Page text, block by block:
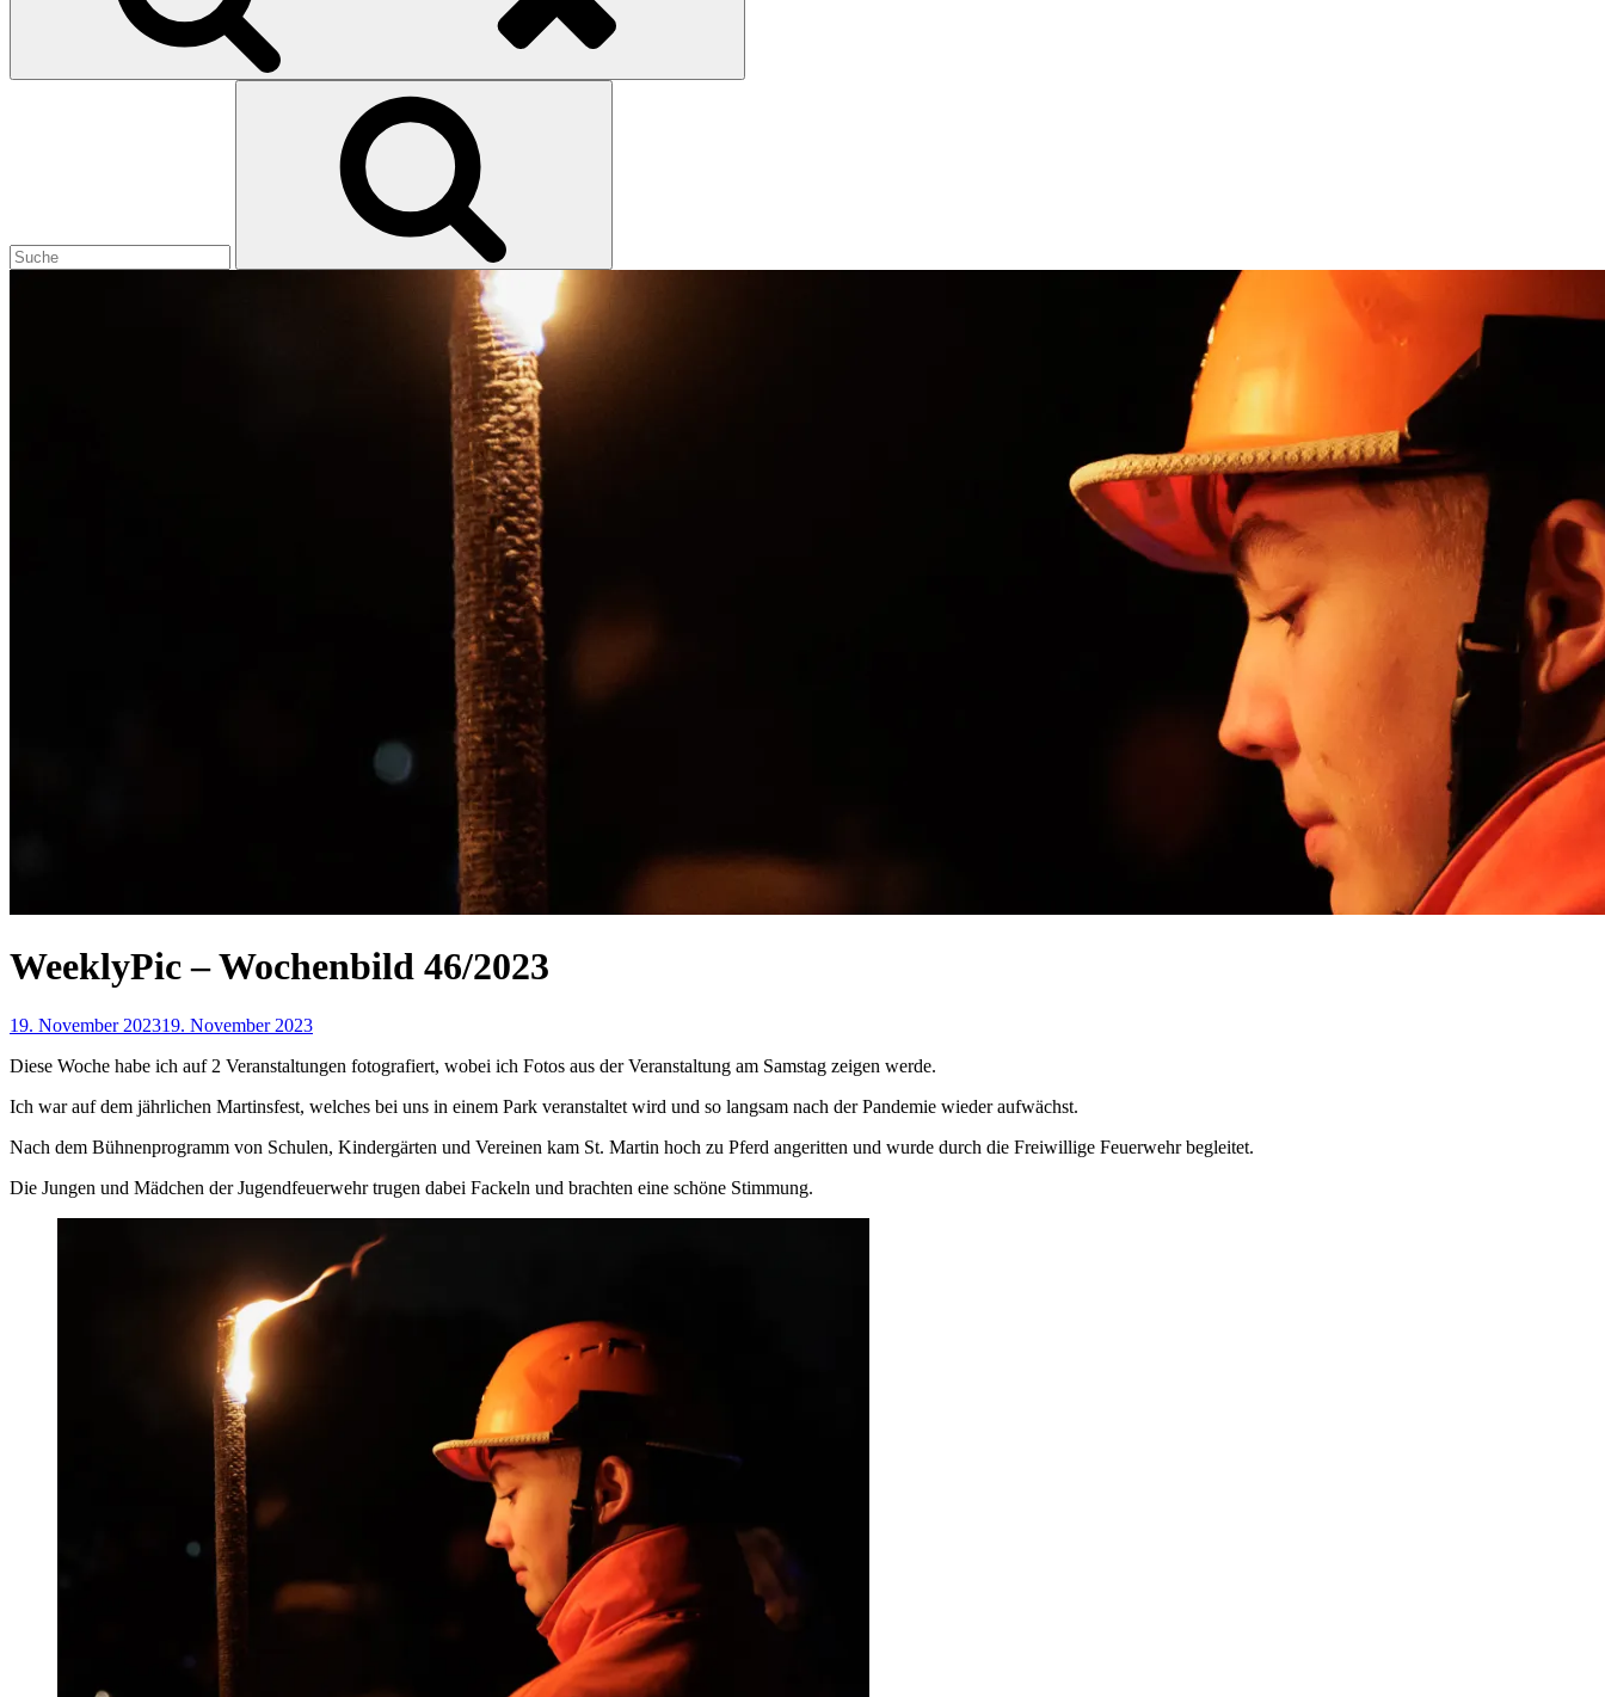
WeeklyPic – Wochenbild 46/2023
19. November 202319. November 2023
Diese Woche habe ich auf 2 Veranstaltungen fotografiert, wobei ich Fotos aus der Veranstaltung am Samstag zeigen werde.
Ich war auf dem jährlichen Martinsfest, welches bei uns in einem Park veranstaltet wird und so langsam nach der Pandemie wieder aufwächst.
Nach dem Bühnenprogramm von Schulen, Kindergärten und Vereinen kam St. Martin hoch zu Pferd angeritten und wurde durch die Freiwillige Feuerwehr begleitet.
Die Jungen und Mädchen der Jugendfeuerwehr trugen dabei Fackeln und brachten eine schöne Stimmung.